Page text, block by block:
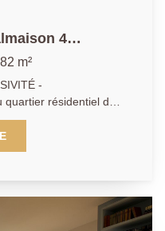
4
82 m²
-
résidentiel de
écoles réputées de
découvrez cet
en 2022, de
lumineux et
bordé par un